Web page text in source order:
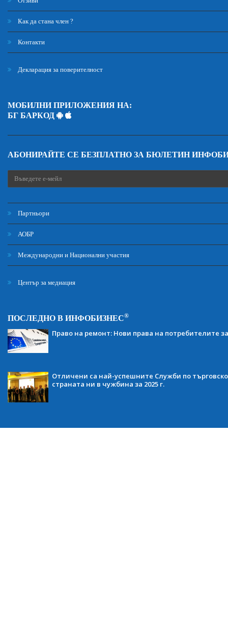
Как да стана член ?
Контакти
Декларация за поверителност
МОБИЛНИ ПРИЛОЖЕНИЯ НА:
БГ БАРКОД
АБОНИРАЙТЕ СЕ БЕЗПЛАТНО ЗА БЮЛЕТИН
Партньори
АОБР
Международни и Национални участия
Център за медиация
ПОСЛЕДНО В ИНФОБИЗНЕС®
Право на ремонт: Нови права на потребителите
Отличени са най-успешните Служби по
страната ни в чужбина за 2025 г.